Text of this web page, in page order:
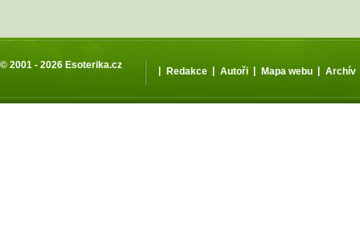
© 2001 - 2026 Esoterika.cz
Redakce Autoři Mapa webu Archív